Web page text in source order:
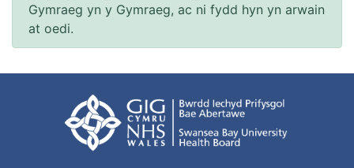
Gymraeg yn y Gymraeg, ac ni fydd hyn yn arwain
at oedi.